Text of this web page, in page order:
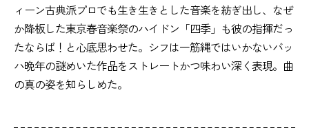
ィーン古典派プロでも生き生きとした音楽を紡ぎ出し、なぜ
か降板した東京春音楽祭のハイドン「四季」も彼の指揮だっ
たならば！と心底思わせた。シフは一筋縄ではいかないバッ
ハ晩年の謎めいた作品をストレートかつ味わい深く表現。曲
の真の姿を知らしめた。